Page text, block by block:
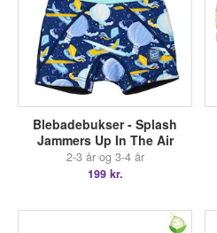
Blebadebukser - Splash
Jammers Up In The Air
2-3 år og 3-4 år
199 kr.